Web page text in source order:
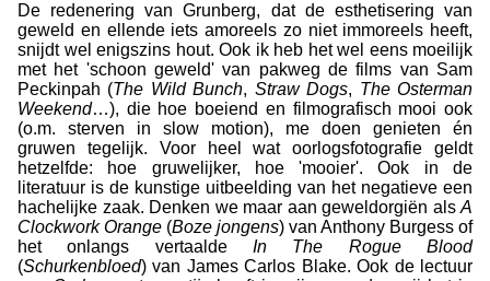
De redenering van Grunberg, dat de esthetisering van
geweld en ellende iets amoreels zo niet immoreels heeft,
snijdt wel enigszins hout. Ook ik heb het wel eens moeilijk
met het 'schoon geweld' van pakweg de films van Sam
Peckinpah (The Wild Bunch, Straw Dogs, The Osterman
Weekend…), die hoe boeiend en filmografisch mooi ook
(o.m. sterven in slow motion), me doen genieten én
gruwen tegelijk. Voor heel wat oorlogsfotografie geldt
hetzelfde: hoe gruwelijker, hoe 'mooier'. Ook in de
literatuur is de kunstige uitbeelding van het negatieve een
hachelijke zaak. Denken we maar aan geweldorgiën als A
Clockwork Orange (Boze jongens) van Anthony Burgess of
het onlangs vertaalde
In The Rogue Blood
(Schurkenbloed) van James Carlos Blake. Ook de lectuur